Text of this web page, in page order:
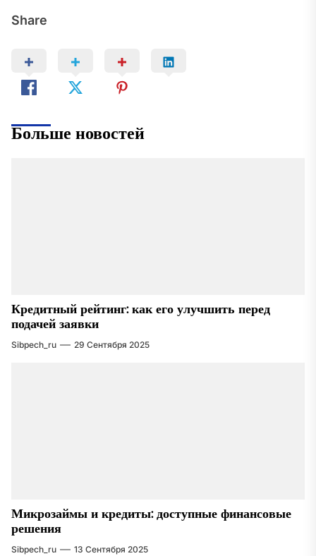
Share
Больше новостей
Кредитный рейтинг: как его улучшить перед
подачей заявки
Sibpech_ru 29 Сентября 2025
Микрозаймы и кредиты: доступные финансовые
решения
Sibpech_ru 13 Сентября 2025